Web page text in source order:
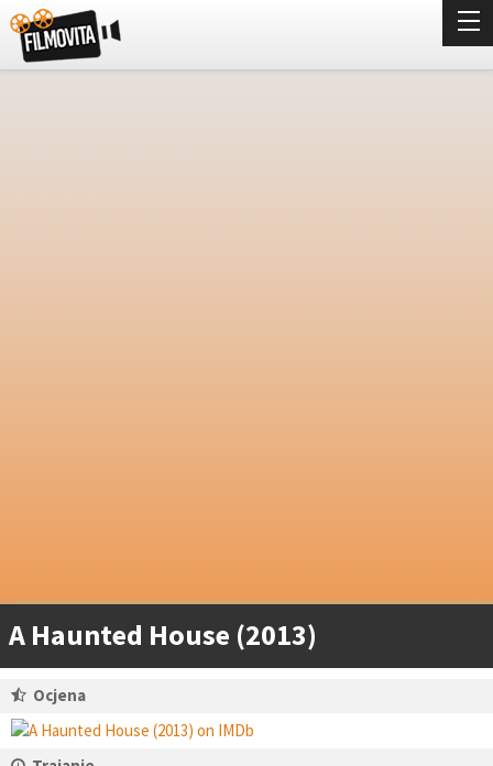
A Haunted House (2013)
Ocjena